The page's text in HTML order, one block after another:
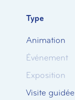
Type
Animation
Événement
Exposition
Visite guidée